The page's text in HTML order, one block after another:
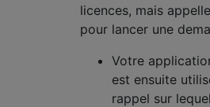
licences, mais
pour lancer une
Votre
est ensuite
rappel sur